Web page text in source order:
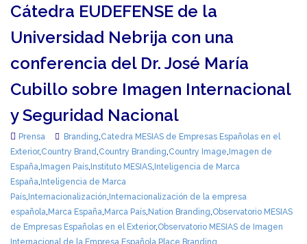
Cátedra EUDEFENSE de la
Universidad Nebrija con una
conferencia del Dr. José María
Cubillo sobre Imagen Internacional
y Seguridad Nacional
Prensa Branding,Catedra MESIAS de Empresas Españolas en el
Exterior,Country Brand,Country Branding,Country Image, Imagen de
España, Imagen País, Instituto MESIAS, Inteligencia de Marca
España, Inteligencia de Marca
País, Internacionalización, Internacionalización de la empresa
española, Marca España, Marca País, Nation Branding,Observatorio MESIAS
de Empresas Españolas en el Exterior,Observatorio MESIAS de Imagen
Internacional de la Empresa Española Place Branding